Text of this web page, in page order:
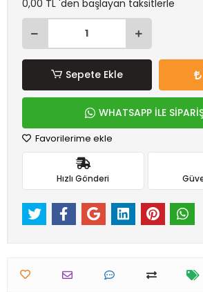
0,00 TL 'den başlayan taksitlerle
Sepete Ekle
WHATSAPP İLE
Favorilerime ekle
Hızlı Gönderi